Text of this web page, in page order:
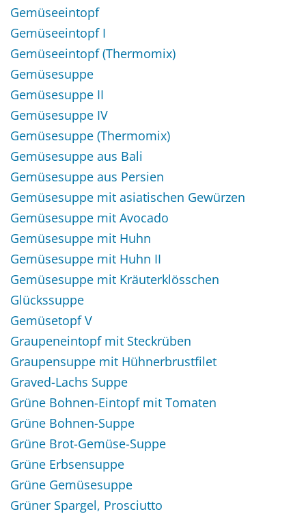
Gemüseeintopf
Gemüseeintopf I
Gemüseeintopf (Thermomix)
Gemüsesuppe
Gemüsesuppe II
Gemüsesuppe IV
Gemüsesuppe (Thermomix)
Gemüsesuppe aus Bali
Gemüsesuppe aus Persien
Gemüsesuppe mit asiatischen Gewürzen
Gemüsesuppe mit Avocado
Gemüsesuppe mit Huhn
Gemüsesuppe mit Huhn II
Gemüsesuppe mit Kräuterklösschen
Glückssuppe
Gemüsetopf V
Graupeneintopf mit Steckrüben
Graupensuppe mit Hühnerbrustfilet
Graved-Lachs Suppe
Grüne Bohnen-Eintopf mit Tomaten
Grüne Bohnen-Suppe
Grüne Brot-Gemüse-Suppe
Grüne Erbsensuppe
Grüne Gemüsesuppe
Grüner Spargel, Prosciutto